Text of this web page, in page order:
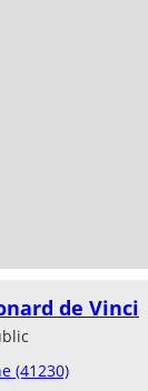
de Vinci
(41230)